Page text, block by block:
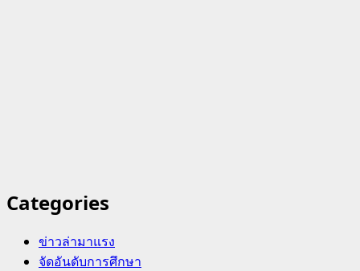
Categories
ข่าวล่ามาแรง
จัดอันดับการศึกษา